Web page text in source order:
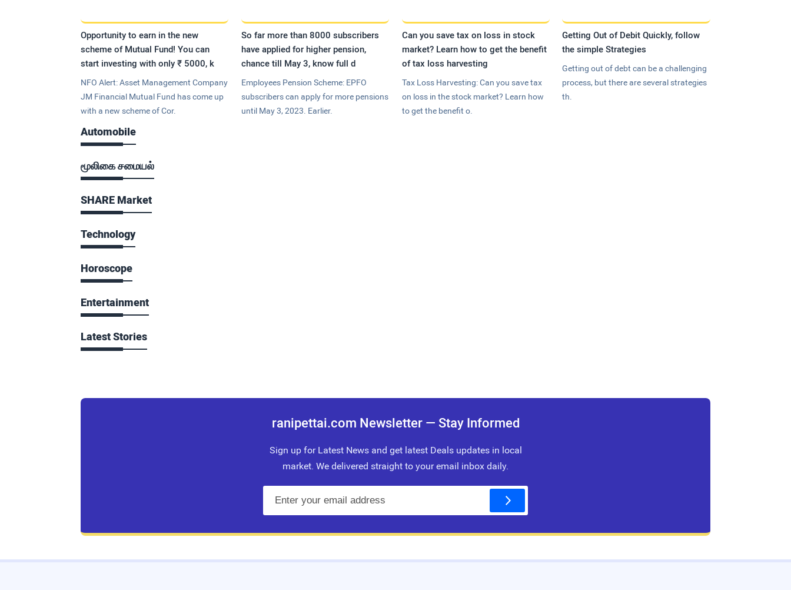
Opportunity to earn in the new
scheme of Mutual Fund! You can
start investing with only ₹ 5000, k
NFO Alert: Asset Management Company
JM Financial Mutual Fund has come up
with a new scheme of Cor.
So far more than 8000 subscribers
have applied for higher pension,
chance till May 3, know full d
Employees Pension Scheme: EPFO
subscribers can apply for more pensions
until May 3, 2023. Earlier.
Can you save tax on loss in stock
market? Learn how to get the benefit
of tax loss harvesting
Tax Loss Harvesting: Can you save tax
on loss in the stock market? Learn how
to get the benefit o.
Getting Out of Debit Quickly, follow
the simple Strategies
Getting out of debt can be a challenging
process, but there are several strategies
th.
Automobile
மூலிகை சமையல்
SHARE Market
Technology
Horoscope
Entertainment
Latest Stories
ranipettai.com Newsletter — Stay Informed
Sign up for Latest News and get latest Deals updates in local
market. We delivered straight to your email inbox daily.
l